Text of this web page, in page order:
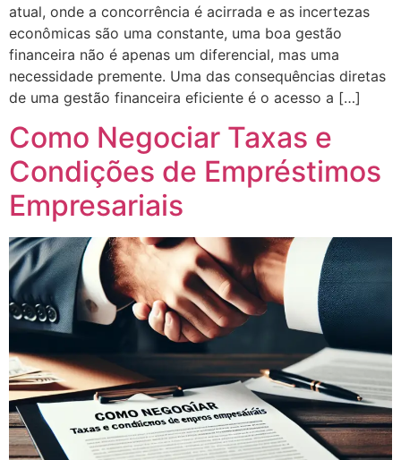
atual, onde a concorrência é acirrada e as incertezas
econômicas são uma constante, uma boa gestão
financeira não é apenas um diferencial, mas uma
necessidade premente. Uma das consequências diretas
de uma gestão financeira eficiente é o acesso a […]
Como Negociar Taxas e
Condições de Empréstimos
Empresariais